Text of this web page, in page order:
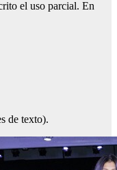
el uso parcial. En
de texto).